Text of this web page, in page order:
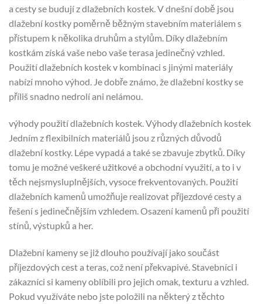
a cesty se budují z dlažebních kostek. V dnešní době jsou
dlažební kostky poměrně běžným stavebním materiálem s
přístupem k několika druhům a stylům. Díky dlažebním
kostkám získá vaše nebo vaše terasa jedinečný vzhled.
Použití dlažebních kostek v kombinaci s jinými materiály
nabízí mnoho výhod. Je dobře známo, že dlažební kostky se
příliš snadno nedrolí ani nelámou.
výhody použití dlažebních kostek. Výhody dlažebních kostek
Jedním z flexibilních materiálů jsou z různých důvodů
dlažební kostky. Lépe vypadá a také se zbavuje zbytků. Díky
tomu je možné veškeré užitkové a obchodní využití, a to i v
těch nejsmysluplnějších, vysoce frekventovaných. Použití
dlažebních kamenů umožňuje realizovat příjezdové cesty a
řešení s jedinečnějším vzhledem. Osazení kamenů při použití
stínů, výstupků a her.
Dlažební kameny se již dlouho používají jako součást
příjezdových cest a teras, což není překvapivé. Stavebníci i
zákazníci si kameny oblíbili pro jejich omak, texturu a vzhled.
Pokud využíváte nebo jste položili na některý z těchto